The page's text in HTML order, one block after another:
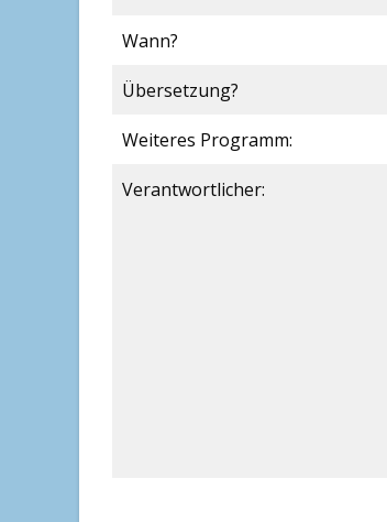
Wann?
Übersetzung?
Weiteres Programm:
Verantwortlicher: